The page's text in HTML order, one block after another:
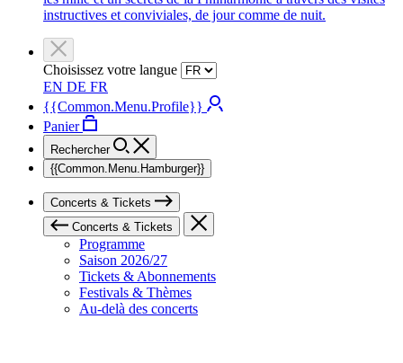
instructives et conviviales, de jour comme de nuit.
Choisissez votre langue
EN DE FR
{{Common.Menu.Profile}}
Panier
Rechercher
{{Common.Menu.Hamburger}}
Concerts & Tickets
Concerts & Tickets
Programme
Saison 2026/27
Tickets & Abonnements
Festivals & Thèmes
Au-delà des concerts